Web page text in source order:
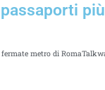
I passaporti